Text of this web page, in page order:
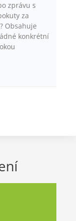
zprávu s
za
Obsahuje
konkrétní